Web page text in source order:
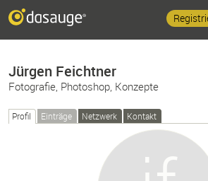
Jürgen Feichtner
Fotografie, Photoshop, Konzepte
Profil Einträge Netzwerk Kontakt